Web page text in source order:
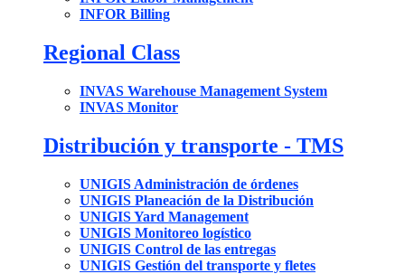
INFOR Billing
Regional Class
INVAS Warehouse Management System
INVAS Monitor
Distribución y transporte - TMS
UNIGIS Administración de órdenes
UNIGIS Planeación de la Distribución
UNIGIS Yard Management
UNIGIS Monitoreo logístico
UNIGIS Control de las entregas
UNIGIS Gestión del transporte y fletes